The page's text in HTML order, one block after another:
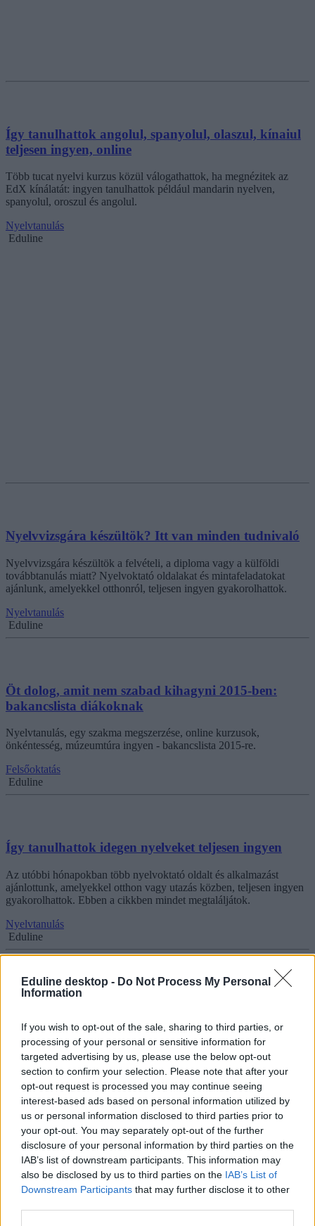
Eduline desktop - Do Not Process My Personal
Information
If you wish to opt-out of the sale, sharing to third parties, or
processing of your personal or sensitive information for
targeted advertising by us, please use the below opt-out
section to confirm your selection. Please note that after your
opt-out request is processed you may continue seeing
interest-based ads based on personal information utilized by
us or personal information disclosed to third parties prior to
your opt-out. You may separately opt-out of the further
disclosure of your personal information by third parties on the
IAB’s list of downstream participants. This information may
also be disclosed by us to third parties on the IAB’s List of
Downstream Participants that may further disclose it to other
Így tanulhattok angolul, spanyolul, olaszul, kínaiul
teljesen ingyen, online
Több tucat nyelvi kurzus közül válogathattok, ha megnézitek az
EdX kínálatát: ingyen tanulhattok például mandarin nyelven,
spanyolul, oroszul és angolul.
Nyelvtanulás
Eduline
Nyelvvizsgára készültök? Itt van minden tudnivaló
Nyelvvizsgára készültök a felvételi, a diploma vagy a külföldi
továbbtanulás miatt? Nyelvoktató oldalakat és mintafeladatokat
ajánlunk, amelyekkel otthonról, teljesen ingyen gyakorolhattok.
Nyelvtanulás
Eduline
Öt dolog, amit nem szabad kihagyni 2015-ben:
bakancslista diákoknak
Nyelvtanulás, egy szakma megszerzése, online kurzusok,
önkéntesség, múzeumtúra ingyen - bakancslista 2015-re.
Felsőoktatás
Eduline
Így tanulhattok idegen nyelveket teljesen ingyen
Az utóbbi hónapokban több nyelvoktató oldalt és alkalmazást
ajánlottunk, amelyekkel otthon vagy utazás közben, teljesen ingyen
gyakorolhattok. Ebben a cikkben mindet megtaláljátok.
Nyelvtanulás
Eduline
Így tanulhattok angolul, németül és franciául -
Ismétlés a tudás anyja - ezen az elven működik az egyik
legnépszerűbb nyelvoktató portál, a Memrise. Az oldalon több száz
kurzus közül választhattok, az angol, a német, a spanyol és a francia
mellett görögül, japánul, finnül, sőt szuahéliül is tanulhattok -
ingyen.
Nyelvtanulás
Eduline
Így tanulhattok japánul és kínaiul teljesen ingyen,
otthonról